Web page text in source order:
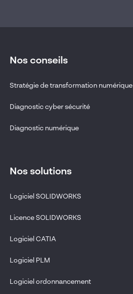
Nos conseils
Stratégie de transformation numérique
Diagnostic cyber sécurité
Diagnostic numérique
Nos solutions
Logiciel SOLIDWORKS
Licence SOLIDWORKS
Logiciel CATIA
Logiciel PLM
Logiciel ordonnancement